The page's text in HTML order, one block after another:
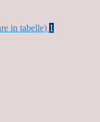
in tabelle) 1